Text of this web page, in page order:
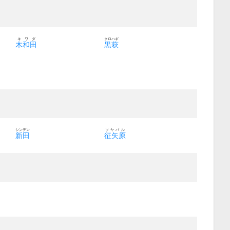
木和田
キワダ
黒萩
クロハギ
新田
シンデン
征矢原
ソヤバル